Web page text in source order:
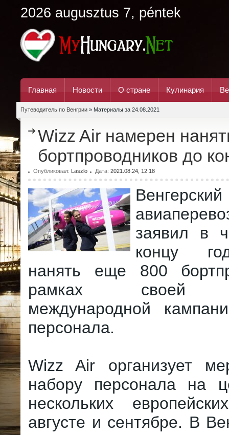
2026 augusztus 7, péntek
Главная Новости О стране Кулинария
Путеводитель по Венгрии » Материалы за 24.08.2021
Wizz Air намерен
бортпроводников до
Опубликовал: Laszlo Дата: 2021.08.24, 12:18
Венгерский
заявил в
концу
нанять еще 800
рамках своей
международной
персонала.
Wizz Air организует
набору персонала на
нескольких
августе и сентябре. В